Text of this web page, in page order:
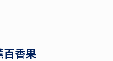
百香果